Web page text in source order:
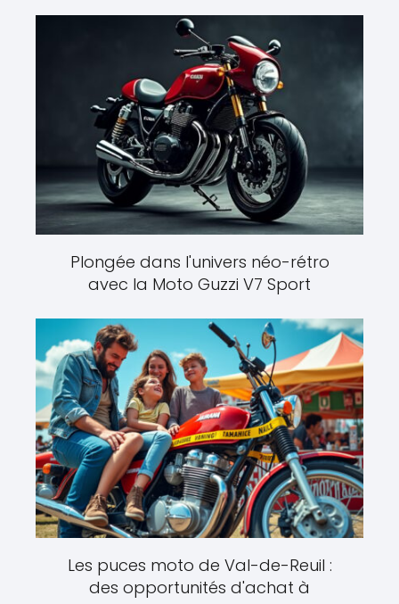
Plongée dans l'univers néo-rétro
avec la Moto Guzzi V7 Sport
Les puces moto de Val-de-Reuil :
des opportunités d'achat à